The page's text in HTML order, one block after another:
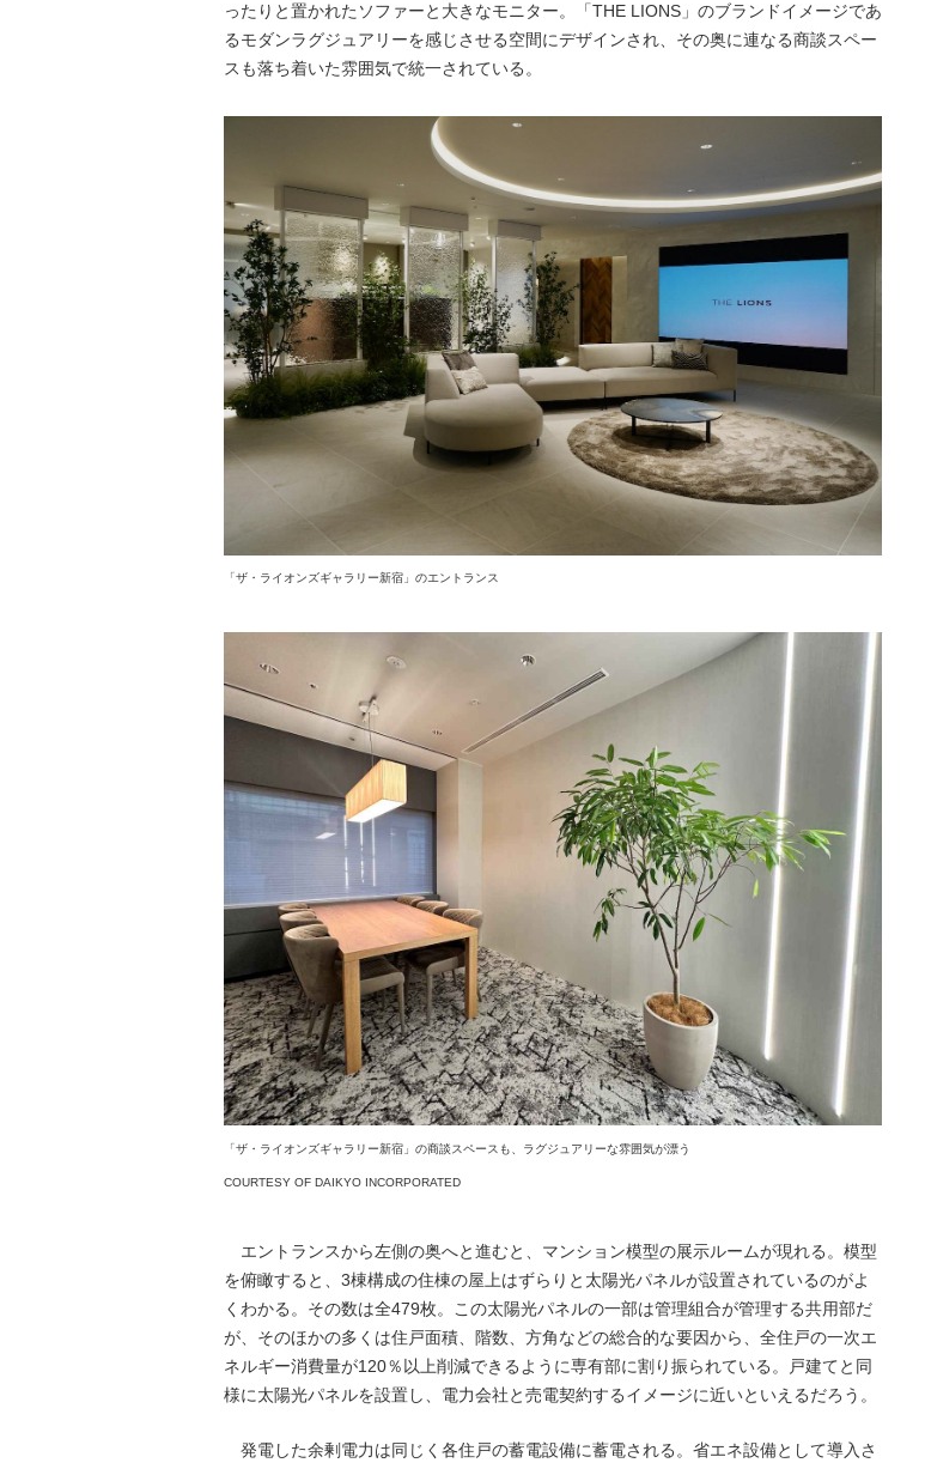
ったりと置かれたソファーと大きなモニター。「THE LIONS」のブランドイメージであ
るモダンラグジュアリーを感じさせる空間にデザインされ、その奥に連なる商談スペー
スも落ち着いた雰囲気で統一されている。
「ザ・ライオンズギャラリー新宿」のエントランス
「ザ・ライオンズギャラリー新宿」の商談スペースも、ラグジュアリーな雰囲気が漂う
COURTESY OF DAIKYO INCORPORATED
エントランスから左側の奥へと進むと、マンション模型の展示ルームが現れる。模型
を俯瞰すると、3棟構成の住棟の屋上はずらりと太陽光パネルが設置されているのがよ
くわかる。その数は全479枚。この太陽光パネルの一部は管理組合が管理する共用部だ
が、そのほかの多くは住戸面積、階数、方角などの総合的な要因から、全住戸の一次エ
ネルギー消費量が120％以上削減できるように専有部に割り振られている。戸建てと同
様に太陽光パネルを設置し、電力会社と売電契約するイメージに近いといえるだろう。
発電した余剰電力は同じく各住戸の蓄電設備に蓄電される。省エネ設備として導入さ